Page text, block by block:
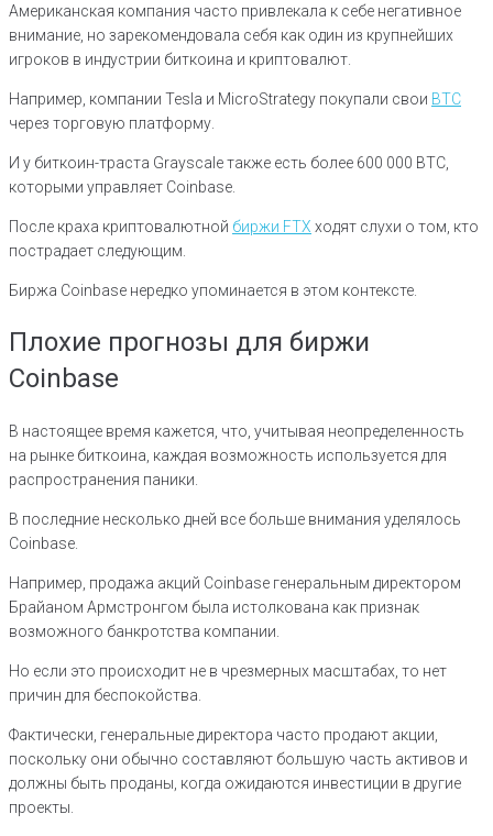
Американская компания часто привлекала к себе негативное
внимание, но зарекомендовала себя как один из крупнейших
игроков в индустрии биткоина и криптовалют.
Например, компании Tesla и MicroStrategy покупали свои BTC
через торговую платформу.
И у биткоин-траста Grayscale также есть более 600 000 BTC,
которыми управляет Coinbase.
После краха криптовалютной биржи FTX ходят слухи о том, кто
пострадает следующим.
Биржа Coinbase нередко упоминается в этом контексте.
Плохие прогнозы для биржи
Coinbase
В настоящее время кажется, что, учитывая неопределенность
на рынке биткоина, каждая возможность используется для
распространения паники.
В последние несколько дней все больше внимания уделялось
Coinbase.
Например, продажа акций Coinbase генеральным директором
Брайаном Армстронгом была истолкована как признак
возможного банкротства компании.
Но если это происходит не в чрезмерных масштабах, то нет
причин для беспокойства.
Фактически, генеральные директора часто продают акции,
поскольку они обычно составляют большую часть активов и
должны быть проданы, когда ожидаются инвестиции в другие
проекты.